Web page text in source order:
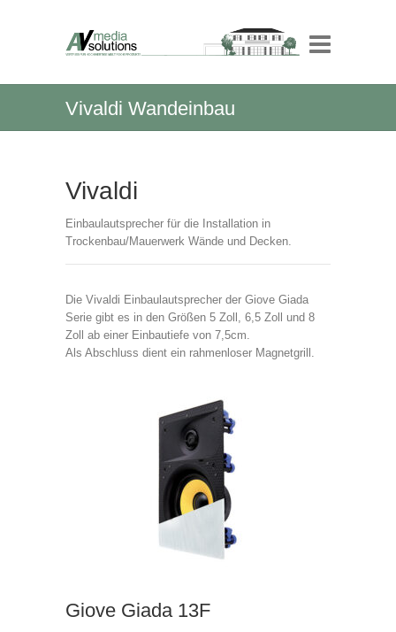
Vivaldi Wandeinbau
Vivaldi
Einbaulautsprecher für die Installation in
Trockenbau/Mauerwerk Wände und Decken.
Die Vivaldi Einbaulautsprecher der Giove Giada
Serie gibt es in den Größen 5 Zoll, 6,5 Zoll und 8
Zoll ab einer Einbautiefe von 7,5cm.
Als Abschluss dient ein rahmenloser Magnetgrill.
Giove Giada 13F